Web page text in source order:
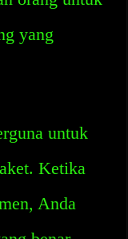
yang
untuk
Ketika
Anda